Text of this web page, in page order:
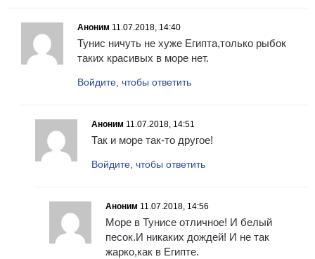
Аноним 11.07.2018, 14:40
Тунис ничуть не хуже Египта,только рыбок
таких красивых в море нет.
Войдите, чтобы ответить
Аноним 11.07.2018, 14:51
Так и море так-то другое!
Войдите, чтобы ответить
Аноним 11.07.2018, 14:56
Море в Тунисе отличное! И белый
песок.И никаких дождей! И не так
жарко,как в Египте.